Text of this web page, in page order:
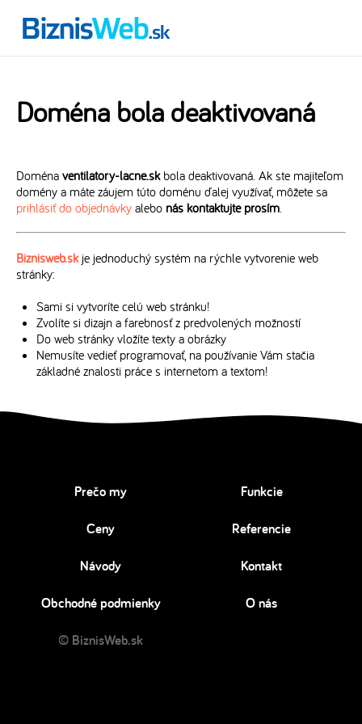
Doména bola deaktivovaná
Doména ventilatory-lacne.skbola deaktivovaná. Ak ste majiteľom
domény a máte záujem túto doménu ďalej využívať, môžete sa
prihlásiť do objednávky alebo nás kontaktujte prosím.
Biznisweb.skje jednoduchý systém na rýchle vytvorenie web
stránky:
Sami si vytvoríte celú web stránku!
Zvolíte si dizajn a farebnosť z predvolených možností
Do web stránky vložíte texty a obrázky
Nemusíte vedieť programovať, na používanie Vám stačia
základné znalosti práce s internetom a textom!
Prečo my Funkcie
Ceny Referencie
Návody Kontakt
Obchodné podmienky O nás
© BiznisWeb.sk